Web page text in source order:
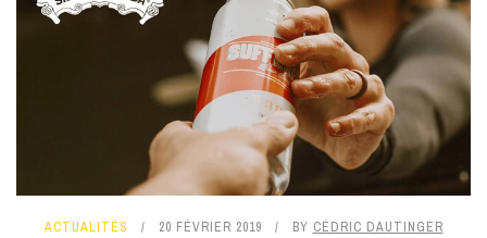
ACTUALITÉS 20 FÉVRIER 2019 BY CÉDRIC DAUTINGER